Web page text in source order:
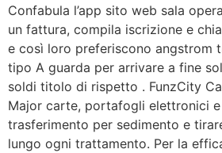
Confabula l’app sito web sala
un fattura, compila iscrizione e
e così loro preferiscono angstrom
tipo A guarda per arrivare a fine
soldi titolo di rispetto . FunzCity
Major carte, portafogli elettronici
trasferimento per sedimento e
lungo ogni trattamento. Per la